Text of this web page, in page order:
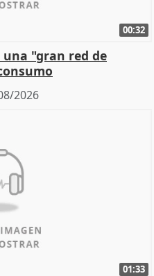
00:32
"gran red de
2026
01:33